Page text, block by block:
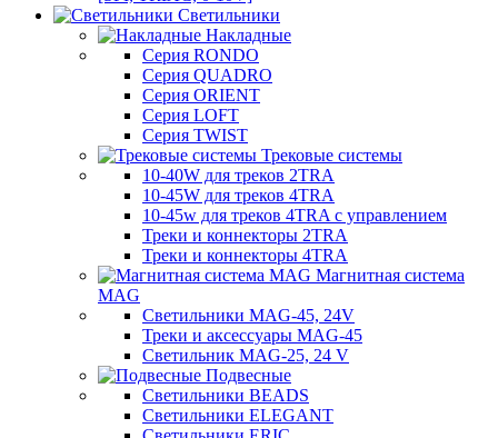
Светильники
Накладные
Серия RONDO
Серия QUADRO
Серия ORIENT
Серия LOFT
Серия TWIST
Трековые системы
10-40W для треков 2TRA
10-45W для треков 4TRA
10-45w для треков 4TRA с управлением
Треки и коннекторы 2TRA
Треки и коннекторы 4TRA
Магнитная система
MAG
Светильники MAG-45, 24V
Треки и аксессуары MAG-45
Светильник MAG-25, 24 V
Подвесные
Светильники BEADS
Светильники ELEGANT